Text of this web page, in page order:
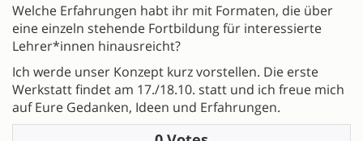
Welche Erfahrungen habt ihr mit Formaten, die über
eine einzeln stehende Fortbildung für interessierte
Lehrer*innen hinausreicht?
Ich werde unser Konzept kurz vorstellen. Die erste
Werkstatt findet am 17./18.10. statt und ich freue mich
auf Eure Gedanken, Ideen und Erfahrungen.